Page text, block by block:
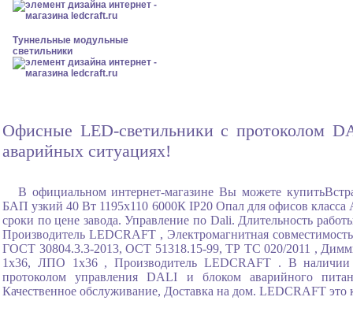
Туннельные модульные
светильники
Офисные LED-светильники с протоколом
аварийных ситуациях!
В официальном интернет-магазине Вы можете
БАП узкий 40 Вт 1195x110 6000К IP20 Опал для офисов
сроки по цене завода. Управление по Dali. Длительность
Производитель LEDCRAFT , Электромагнитная
ГОСТ 30804.3.3-2013, ОСТ 51318.15-99, ТР ТС 020/2011 ,
1x36, ЛПО 1x36 , Производитель LEDCRAFT . В наличии
протоколом управления DALI и блоком аварийного
Качественное обслуживание, Доставка на дом. LEDCRAFT это